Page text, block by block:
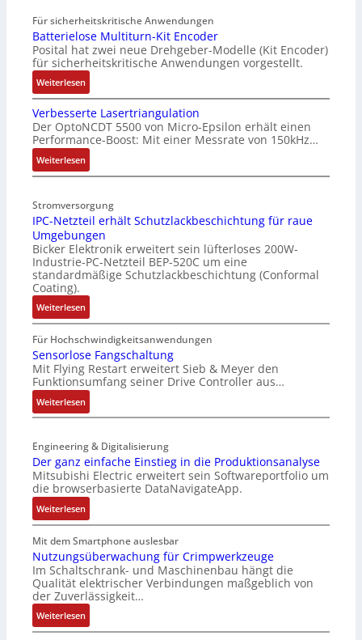
Für sicherheitskritische Anwendungen
Batterielose Multiturn-Kit Encoder
Posital hat zwei neue Drehgeber-Modelle (Kit Encoder)
für sicherheitskritische Anwendungen vorgestellt.
Weiterlesen:
B
a
t
t
e
r
e
l
o
s
e
M
u
l
t
i
t
u
r
n
-
i
t
E
n
c
o
d
e
r
Verbesserte Lasertriangulation
Der OptoNCDT 5500 von Micro-Epsilon erhält einen
Performance-Boost: Mit einer Messrate von 150kHz…
Weiterlesen:
V
r
b
e
s
s
e
r
t
e
L
a
e
r
t
i
a
n
g
u
l
a
t
i
o
n
Stromversorgung
IPC-Netzteil erhält Schutzlackbeschichtung für raue
Umgebungen
Bicker Elektronik erweitert sein lüfterloses 200W-
Industrie-PC-Netzteil BEP-520C um eine
standardmäßige Schutzlackbeschichtung (Conformal
Coating).
Weiterlesen:
I
P
C
N
t
t
e
i
l
e
r
h
ä
l
S
c
h
Für Hochschwindigkeitsanwendungen
Sensorlose Fangschaltung
Mit Flying Restart erweitert Sieb & Meyer den
Funktionsumfang seiner Drive Controller aus…
Weiterlesen:
S
n
s
o
r
l
o
s
e
F
a
n
g
s
Engineering & Digitalisierung
Der ganz einfache Einstieg in die Produktionsanalyse
Mitsubishi Electric erweitert sein Softwareportfolio um
die browserbasierte DataNavigateApp.
Weiterlesen:
D
e
r
g
a
n
z
e
Mit dem Smartphone auslesbar
Nutzungsüberwachung für Crimpwerkzeuge
Im Schaltschrank- und Maschinenbau hängt die
Qualität elektrischer Verbindungen maßgeblich von
der Zuverlässigkeit…
Weiterlesen:
N